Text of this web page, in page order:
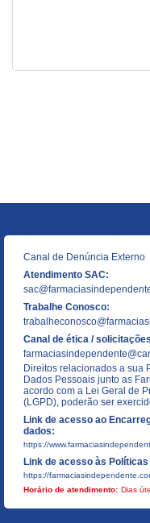
Canal de Denúncia Externo
Atendimento SAC:
Trabalhe Conosco:
Canal de ética /
Direitos relacionados a sua
Dados Pessoais junto as
acordo com a Lei Geral de
(LGPD), poderão ser
Link de acesso ao
dados:
https://
Link de acesso às
https://
Horário de atendimento: Dias